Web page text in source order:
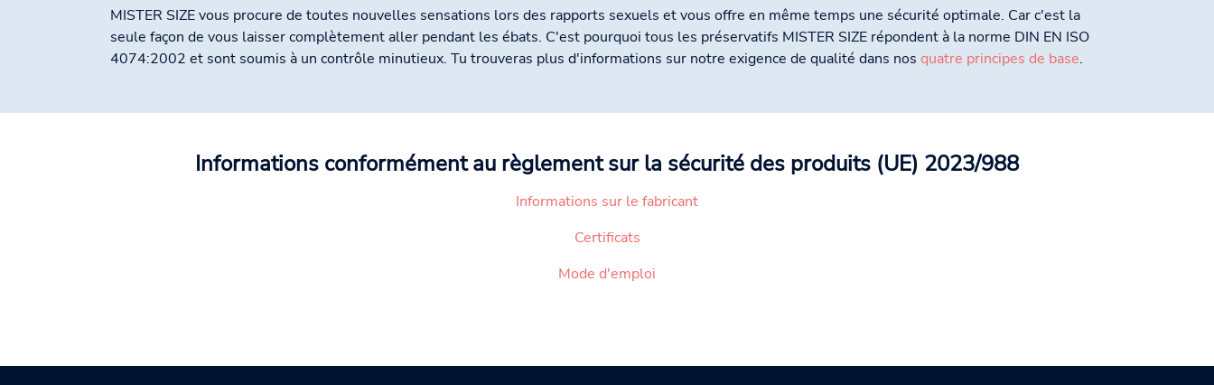
MISTER SIZE vous procure de toutes nouvelles sensations lors des rapports sexuels et vous offre en même temps une sécurité optimale. Car c'est la
seule façon de vous laisser complètement aller pendant les ébats. C'est pourquoi tous les préservatifs MISTER SIZE répondent à la norme DIN EN ISO
4074:2002 et sont soumis à un contrôle minutieux. Tu trouveras plus d'informations sur notre exigence de qualité dans nos quatre principes de base.
Informations conformément au règlement sur la sécurité des produits (UE) 2023/988
Informations sur le fabricant
Certificats
Mode d'emploi